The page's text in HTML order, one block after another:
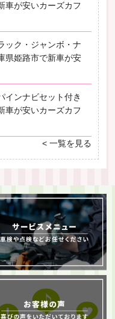
車が安いカーズカフ
ック・ジャンボ・ナ
県姫路市で新車が安
ンナビセット付き
車が安いカーズカフ
< 一覧を見る